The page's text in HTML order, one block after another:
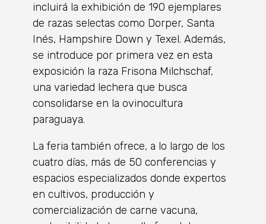
incluirá la exhibición de 190 ejemplares
de razas selectas como Dorper, Santa
Inés, Hampshire Down y Texel. Además,
se introduce por primera vez en esta
exposición la raza Frisona Milchschaf,
una variedad lechera que busca
consolidarse en la ovinocultura
paraguaya.
La feria también ofrece, a lo largo de los
cuatro días, más de 50 conferencias y
espacios especializados donde expertos
en cultivos, producción y
comercialización de carne vacuna,